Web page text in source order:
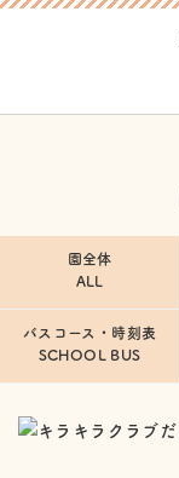
園全体
ALL
バスコース・時刻表
SCHOOL BUS